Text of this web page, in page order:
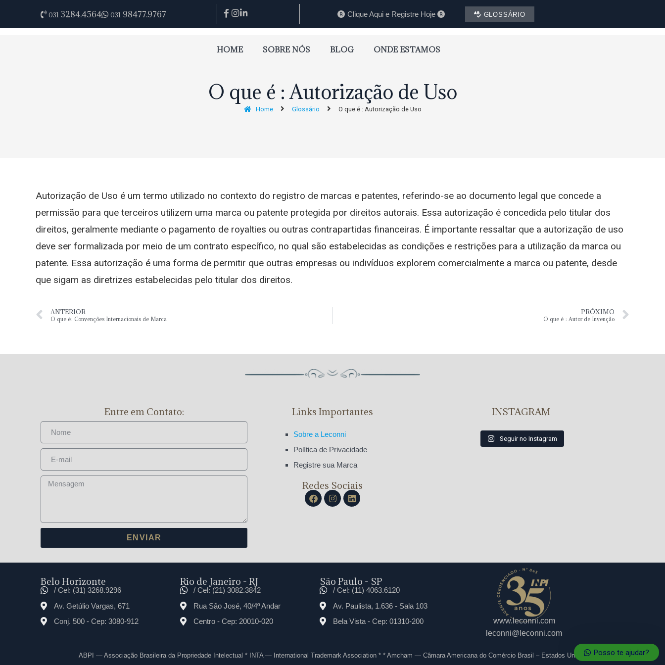
031 3284.4564 031 98477.9767 Clique Aqui e Registre Hoje GLOSSÁRIO
HOME SOBRE NÓS BLOG ONDE ESTAMOS
O que é : Autorização de Uso
Home Glossário O que é : Autorização de Uso
Autorização de Uso é um termo utilizado no contexto do registro de marcas e patentes, referindo-se ao documento legal que concede a
permissão para que terceiros utilizem uma marca ou patente protegida por direitos autorais. Essa autorização é concedida pelo titular dos
direitos, geralmente mediante o pagamento de royalties ou outras contrapartidas financeiras. É importante ressaltar que a autorização de uso
deve ser formalizada por meio de um contrato específico, no qual são estabelecidas as condições e restrições para a utilização da marca ou
patente. Essa autorização é uma forma de permitir que outras empresas ou indivíduos explorem comercialmente a marca ou patente, desde
que sigam as diretrizes estabelecidas pelo titular dos direitos.
ANTERIOR
O que é: Convenções Internacionais de Marca
PRÓXIMO
O que é : Autor de Invenção
Entre em Contato:
ENVIAR
Links Importantes
Sobre a Leconni
Política de Privacidade
Registre sua Marca
Redes Sociais
INSTAGRAM
Seguir no Instagram
Belo Horizonte
/ Cel: (31) 3268.9296
Av. Getúlio Vargas, 671
Conj. 500 - Cep: 3080-912
Rio de Janeiro - RJ
/ Cel: (21) 3082.3842
Rua São José, 40/4º Andar
Centro - Cep: 20010-020
São Paulo - SP
/ Cel: (11) 4063.6120
Av. Paulista, 1.636 - Sala 103
Bela Vista - Cep: 01310-200
www.leconni.com
leconni@leconni.com
ABPI — Associação Brasileira da Propriedade Intelectual * INTA — International Trademark Association * * Amcham — Câmara Americana do Comércio Brasil – Estados Unidos Posso te ajudar?